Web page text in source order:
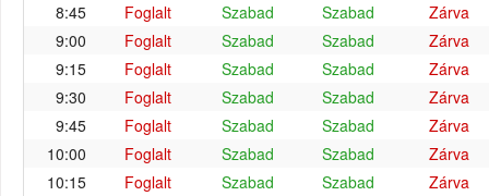
8:45
Foglalt Szabad Szabad
Zárva
9:00
Foglalt Szabad Szabad
Zárva
9:15
Foglalt Szabad Szabad
Zárva
9:30
Foglalt Szabad Szabad
Zárva
9:45
Foglalt Szabad Szabad
Zárva
10:00
Foglalt Szabad Szabad
Zárva
10:15
Foglalt Szabad Szabad
Zárva